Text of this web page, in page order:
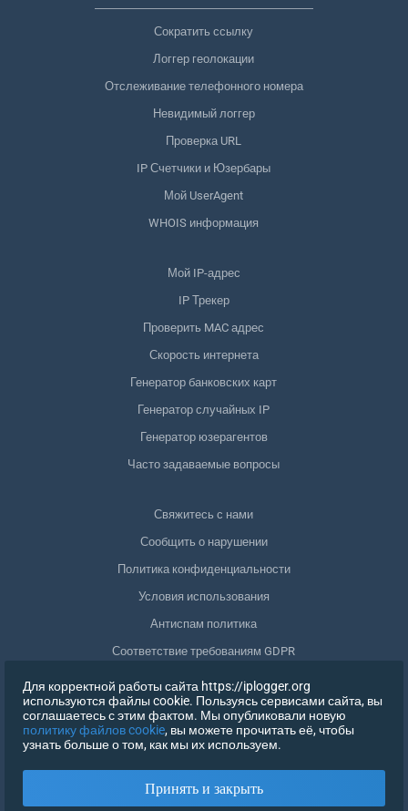
Сократить ссылку
Логгер геолокации
Отслеживание телефонного номера
Невидимый логгер
Проверка URL
IP Счетчики и Юзербары
Мой UserAgent
WHOIS информация
Мой IP-адрес
IP Трекер
Проверить MAC адрес
Скорость интернета
Генератор банковских карт
Генератор случайных IP
Генератор юзерагентов
Часто задаваемые вопросы
Свяжитесь с нами
Сообщить о нарушении
Политика конфиденциальности
Условия использования
Антиспам политика
Соответствие требованиям GDPR
Удалить мои данные
Отозвать согласие
ВОЙТИ
Для корректной работы сайта https://iplogger.org
используются файлы cookie. Пользуясь сервисами сайта, вы
соглашаетесь с этим фактом. Мы опубликовали новую
политику файлов cookie, вы можете прочитать её, чтобы
узнать больше о том, как мы их используем.
Принять и закрыть